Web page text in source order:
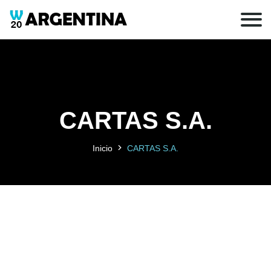
CARTAS S.A.
Inicio CARTAS S.A.